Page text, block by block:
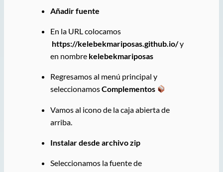
Añadir fuente
En la URL colocamos
https://kelebekmariposas.github.io/y
en nombre kelebekmariposas
Regresamos al menú principal y
seleccionamosComplementos
Vamos al icono de la caja abierta de
arriba.
Instalar desde archivo zip
Seleccionamos la fuente de